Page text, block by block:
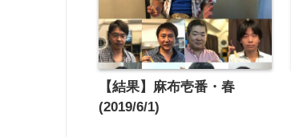
【結果】麻布壱番・春
(2019/6/1)